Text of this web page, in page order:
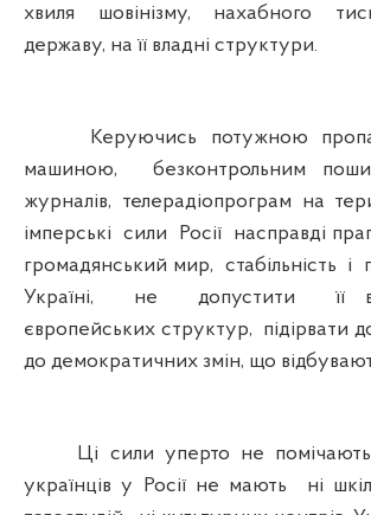
хвиля шовінізму, нахабного
державу, на її владні структури.
Керуючись потужною
машиною, безконтрольним
журналів, телерадіопрограм на
імперські сили Росії насправді
громадянський мир, стабільність і
Україні, не допустити її
європейських структур, підірвати
до демократичних змін, що
Ці сили уперто не
українців у Росії не мають ні